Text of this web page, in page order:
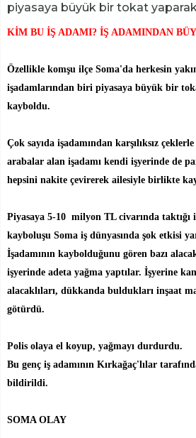
piyasaya büyük bir tokat
KİM BU İŞ ADAMI? İŞ ADAMINDAN
Özellikle komşu ilçe Soma'da herkesin
işadamlarından biri piyasaya büyük bir
kayboldu.
Çok sayıda işadamından karşılıksız
arabalar alan işadamı kendi işyerinde de
hepsini nakite çevirerek ailesiyle birlikte
Piyasaya 5-10 milyon TL civarında taktığı
kayboluşu Soma iş dünyasında şok etkisi
İşadamının kaybolduğunu gören bazı
işyerinde adeta yağma yaptılar. İşyerine
alacaklıları, dükkanda buldukları inşaat
götürdü.
Polis olaya el koyup, yağmayı durdurdu.
Bu genç iş adamının Kırkağaç'lılar
bildirildi.
SOMA OLAY